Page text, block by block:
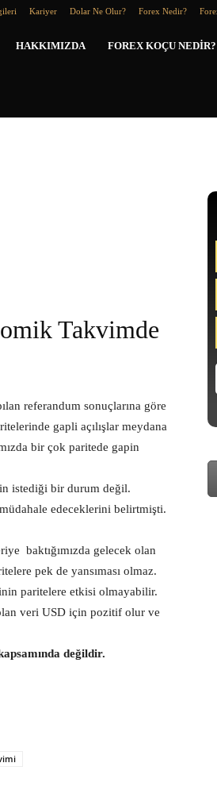
Kariyer Dolar Ne Olur? Forex Nedir?
HAKKIMIZDA FOREX KOÇU NEDIR?
Takvimde
referandum sonuçlarına göre
gapli açılışlar meydana
bir çok paritede gapin
istediği bir durum değil.
edeceklerini belirtmişti.
baktığımızda gelecek olan
pek de yansıması olmaz.
paritelere etkisi olmayabilir.
veri USD için pozitif olur ve
değildir.